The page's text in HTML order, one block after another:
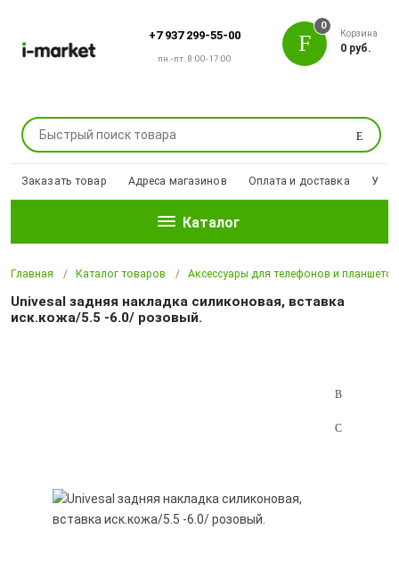
+7 937 299-55-00
пн.-пт. 8:00-17:00
Поиск
0
Корзина
0 руб.
Заказать товар Адреса магазинов Оплата и доставка
Каталог
Главная Каталог товаров Аксессуары для телефонов и планшетов
Univesal задняя накладка силиконовая, вставка
иск.кожа/5.5 -6.0/ розовый.